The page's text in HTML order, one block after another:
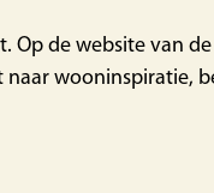
Op de website van
wooninspiratie,